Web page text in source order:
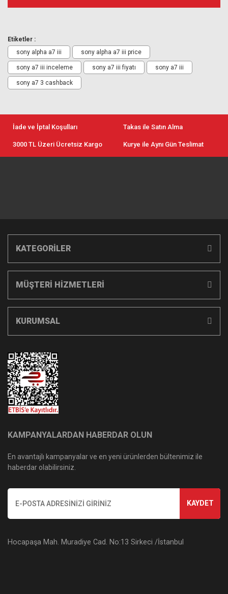
Etiketler :
sony alpha a7 iii
sony alpha a7 iii price
sony a7 iii inceleme sony a7 iii fiyatı sony a7 iii
sony a7 3 cashback
İade ve İptal Koşulları Takas ile Satın Alma
3000 TL Üzeri Ücretsiz Kargo Kurye ile Aynı Gün Teslimat
KATEGORİLER
MÜŞTERİ HİZMETLERİ
KURUMSAL
KAMPANYALARDAN HABERDAR OLUN
En avantajlı kampanyalar ve en yeni ürünlerden bültenimiz ile
haberdar olabilirsiniz.
KAYDET
Hocapaşa Mah. Muradiye Cad. No:13 Sirkeci /İstanbul